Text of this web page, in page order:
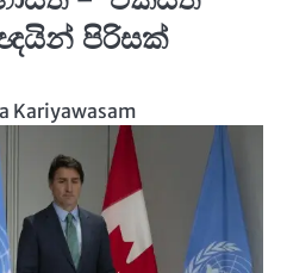
පිරිසක්
Kariyawasam